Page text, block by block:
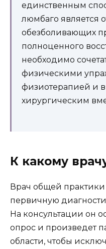
единственным
люмбаго является
обезболивающих
полноценного
необходимо
физическими
физиотерапией и
хирургическим
К какому
Врач общей практики
первичную
На консультации он
опрос и произведет
области, чтобы